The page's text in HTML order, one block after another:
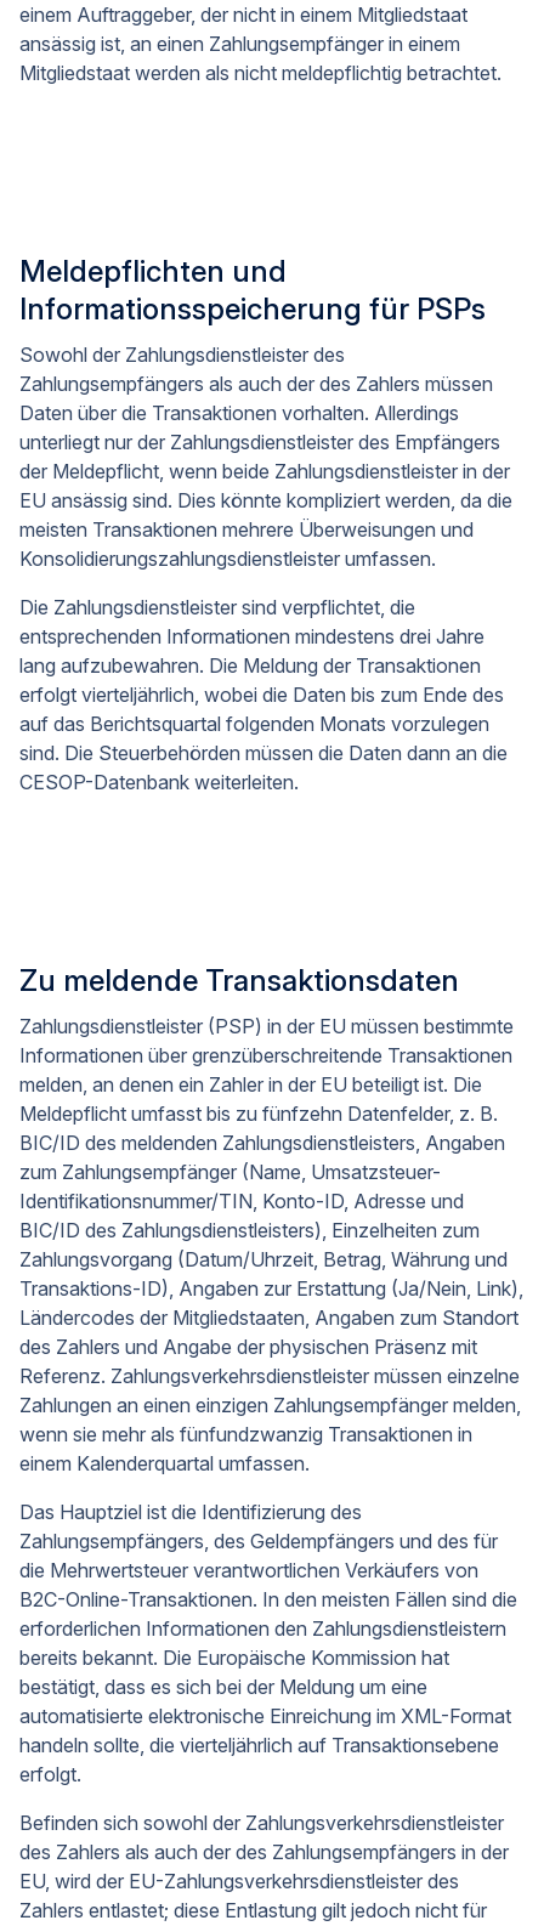
einem Auftraggeber, der nicht in einem Mitgliedstaat
ansässig ist, an einen Zahlungsempfänger in einem
Mitgliedstaat werden als nicht meldepflichtig betrachtet.
Meldepflichten und
Informationsspeicherung für PSPs
Sowohl der Zahlungsdienstleister des
Zahlungsempfängers als auch der des Zahlers müssen
Daten über die Transaktionen vorhalten. Allerdings
unterliegt nur der Zahlungsdienstleister des Empfängers
der Meldepflicht, wenn beide Zahlungsdienstleister in der
EU ansässig sind. Dies könnte kompliziert werden, da die
meisten Transaktionen mehrere Überweisungen und
Konsolidierungszahlungsdienstleister umfassen.
Die Zahlungsdienstleister sind verpflichtet, die
entsprechenden Informationen mindestens drei Jahre
lang aufzubewahren. Die Meldung der Transaktionen
erfolgt vierteljährlich, wobei die Daten bis zum Ende des
auf das Berichtsquartal folgenden Monats vorzulegen
sind. Die Steuerbehörden müssen die Daten dann an die
CESOP-Datenbank weiterleiten.
Zu meldende Transaktionsdaten
Zahlungsdienstleister (PSP) in der EU müssen bestimmte
Informationen über grenzüberschreitende Transaktionen
melden, an denen ein Zahler in der EU beteiligt ist. Die
Meldepflicht umfasst bis zu fünfzehn Datenfelder, z. B.
BIC/ID des meldenden Zahlungsdienstleisters, Angaben
zum Zahlungsempfänger (Name, Umsatzsteuer-
Identifikationsnummer/TIN, Konto-ID, Adresse und
BIC/ID des Zahlungsdienstleisters), Einzelheiten zum
Zahlungsvorgang (Datum/Uhrzeit, Betrag, Währung und
Transaktions-ID), Angaben zur Erstattung (Ja/Nein, Link),
Ländercodes der Mitgliedstaaten, Angaben zum Standort
des Zahlers und Angabe der physischen Präsenz mit
Referenz. Zahlungsverkehrsdienstleister müssen einzelne
Zahlungen an einen einzigen Zahlungsempfänger melden,
wenn sie mehr als fünfundzwanzig Transaktionen in
einem Kalenderquartal umfassen.
Das Hauptziel ist die Identifizierung des
Zahlungsempfängers, des Geldempfängers und des für
die Mehrwertsteuer verantwortlichen Verkäufers von
B2C-Online-Transaktionen. In den meisten Fällen sind die
erforderlichen Informationen den Zahlungsdienstleistern
bereits bekannt. Die Europäische Kommission hat
bestätigt, dass es sich bei der Meldung um eine
automatisierte elektronische Einreichung im XML-Format
handeln sollte, die vierteljährlich auf Transaktionsebene
erfolgt.
Befinden sich sowohl der Zahlungsverkehrsdienstleister
des Zahlers als auch der des Zahlungsempfängers in der
EU, wird der EU-Zahlungsverkehrsdienstleister des
Zahlers entlastet; diese Entlastung gilt jedoch nicht für